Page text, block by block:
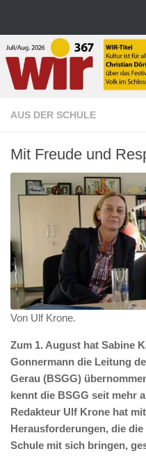
AUS DER SCHULE
Mit Freude und
Von Ulf Krone.
Zum 1. August hat Sabine
Gonnermann die Leitung
Gerau (BSGG)
kennt die BSGG seit mehr
Redakteur Ulf Krone hat
Herausforderungen, die
Schule mit sich bringen,